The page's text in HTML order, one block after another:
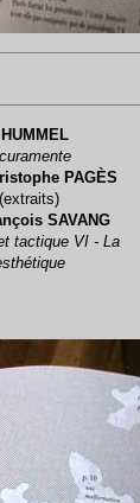
PAGÈS
(extraits)
SAVANG
tactique VI - La